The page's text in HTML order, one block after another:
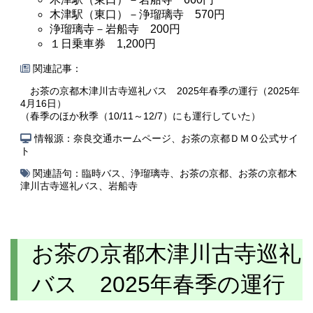
木津駅（東口）－浄瑠璃寺 570円
浄瑠璃寺－岩船寺 200円
１日乗車券 1,200円
関連記事：
お茶の京都木津川古寺巡礼バス 2025年春季の運行（2025年
4月16日）
（春季のほか秋季（10/11～12/7）にも運行していた）
情報源：奈良交通ホームページ、お茶の京都ＤＭＯ公式サイ
ト
関連語句： 臨時バス 浄瑠璃寺 お茶の京都
お茶の京都木
津川古寺巡礼バス
岩船寺
お茶の京都木津川古寺巡礼
バス 2025年春季の運行